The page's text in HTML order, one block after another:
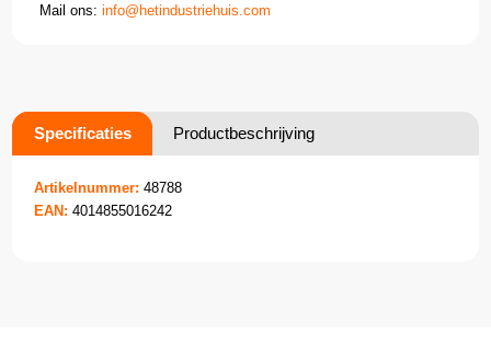
Mail ons:info@hetindustriehuis.com
Specificaties Productbeschrijving
Artikelnummer: 48788
EAN: 4014855016242